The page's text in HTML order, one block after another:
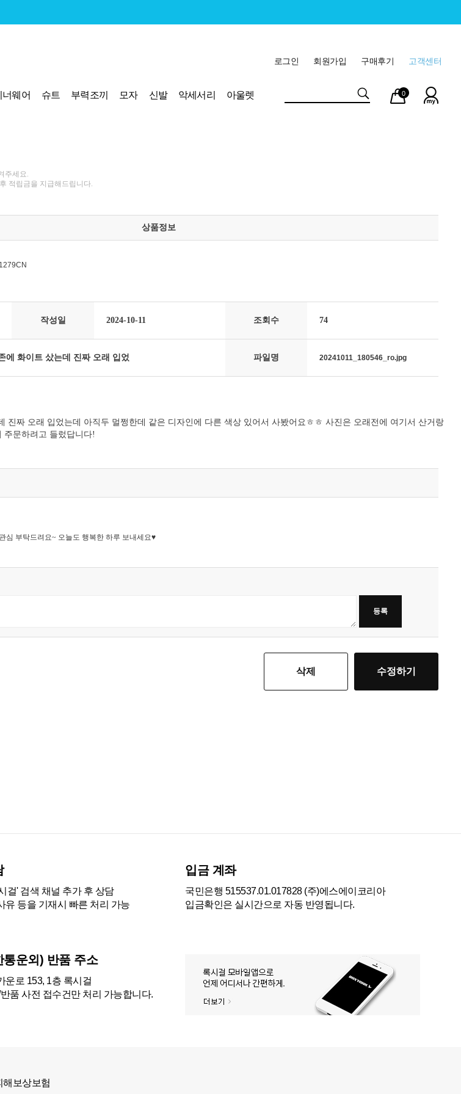
고객센터
구매후기
회원가입
로그인
너웨어 슈트 부력조끼 모자 신발 악세서리
아울렛
마이
페이
장바
구니
0
주세요.
적립금을 지급해드립니다.
상품정보
작성일 2024-10-11 조회수 74
에 화이트 샀는데 진짜 오래 입었 파일명 20241011_180546_ro.jpg
진짜 오래 입었는데 아직두 멀쩡한데 같은 디자인에 다른 색상 있어서 사봤어요ㅎㅎ 사진은 오래전에 여기서 산거랑
주문하려고 들렀답니다!
심 부탁드려요~ 오늘도 행복한 하루 보내세요♥
등록
삭제 수정하기
걸' 검색 채널 추가 후 상담
유 등을 기재시 빠른 처리 가능
입금 계좌
국민은행 515537.01.017828 (주)에스에이코리아
입금확인은 실시간으로 자동 반영됩니다.
운외) 반품 주소
운로 153, 1층 록시걸
품 사전 접수건만 처리 가능합니다.
해보상보험